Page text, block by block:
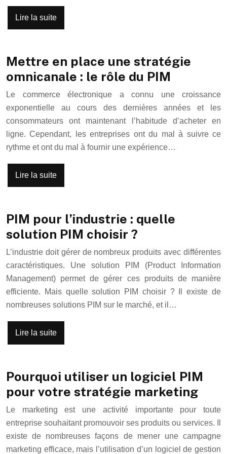
Lire la suite
Mettre en place une stratégie
omnicanale : le rôle du PIM
Le commerce électronique a connu une croissance
exponentielle au cours des dernières années et les
consommateurs ont maintenant l’habitude d’acheter en
ligne. Cependant, les entreprises ont du mal à suivre ce
rythme et ont du mal à fournir une expérience…
Lire la suite
PIM pour l’industrie : quelle
solution PIM choisir ?
L’industrie doit gérer de nombreux produits avec différentes
caractéristiques. Une solution PIM (Product Information
Management) permet de gérer ces produits de manière
efficiente. Mais quelle solution PIM choisir ? Il existe de
nombreuses solutions PIM sur le marché, et il…
Lire la suite
Pourquoi utiliser un logiciel PIM
pour votre stratégie marketing
Le marketing est une activité importante pour toute
entreprise souhaitant promouvoir ses produits ou services. Il
existe de nombreuses façons de mener une campagne
marketing efficace, mais l’utilisation d’un logiciel de gestion